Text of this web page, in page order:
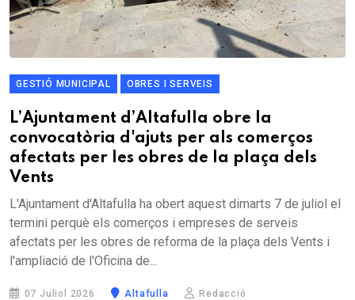
GESTIÓ MUNICIPAL OBRES I SERVEIS
L’Ajuntament d’Altafulla obre la
convocatòria d'ajuts per als comerços
afectats per les obres de la plaça dels
Vents
L'Ajuntament d'Altafulla ha obert aquest dimarts 7 de juliol el
termini perquè els comerços i empreses de serveis
afectats per les obres de reforma de la plaça dels Vents i
l'ampliació de l'Oficina de...
07 Juliol 2026 Altafulla Redacció